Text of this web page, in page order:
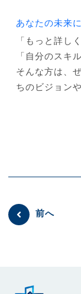
あなたの未来
「もっと詳し
「自分のスキ
そんな方は、
ちのビジョン
前へ